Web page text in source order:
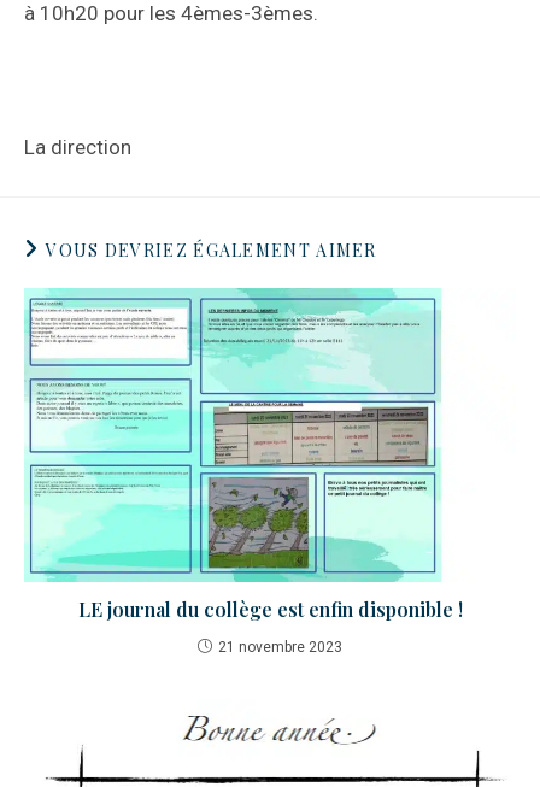
à 10h20 pour les 4èmes-3èmes.
La direction
VOUS DEVRIEZ ÉGALEMENT AIMER
LE journal du collège est enfin disponible !
21 novembre 2023